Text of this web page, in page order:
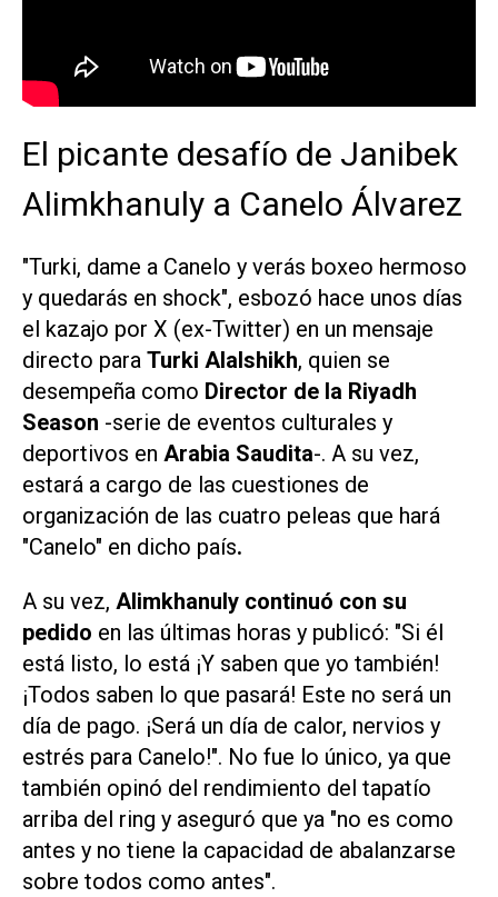
El picante desafío de Janibek
Alimkhanuly a Canelo Álvarez
"Turki, dame a Canelo y verás boxeo hermoso
y quedarás en shock", esbozó hace unos días
el kazajo por X (ex-Twitter) en un mensaje
directo para Turki Alalshikh, quien se
desempeña como Director de la Riyadh
Season -serie de eventos culturales y
deportivos en Arabia Saudita-. A su vez,
estará a cargo de las cuestiones de
organización de las cuatro peleas que hará
"Canelo" en dicho país.
A su vez, Alimkhanuly continuó con su
pedido en las últimas horas y publicó: "Si él
está listo, lo está ¡Y saben que yo también!
¡Todos saben lo que pasará! Este no será un
día de pago. ¡Será un día de calor, nervios y
estrés para Canelo!". No fue lo único, ya que
también opinó del rendimiento del tapatío
arriba del ring y aseguró que ya "no es como
antes y no tiene la capacidad de abalanzarse
sobre todos como antes".